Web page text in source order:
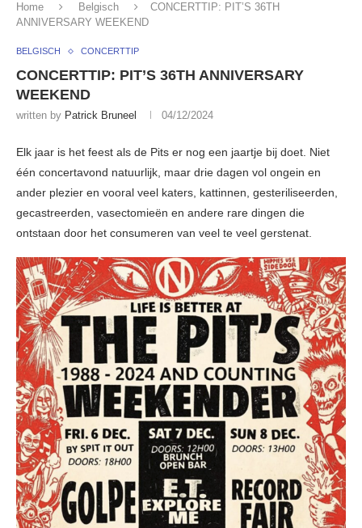
Home Belgisch
CONCERTTIP: PIT’S 36TH
ANNIVERSARY WEEKEND
BELGISCH CONCERTTIP
CONCERTTIP: PIT’S 36TH ANNIVERSARY
WEEKEND
written by Patrick Bruneel 04/12/2024
Elk jaar is het feest als de Pits er nog een jaartje bij doet. Niet
één concertavond natuurlijk, maar drie dagen vol ongein en
ander plezier en vooral veel katers, kattinnen, gesteriliseerden,
gecastreerden, vasectomieën en andere rare dingen die
ontstaan door het consumeren van veel te veel gerstenat.